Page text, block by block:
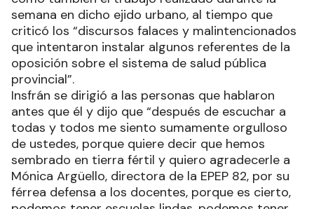
semana en dicho ejido urbano, al tiempo que
criticó los “discursos falaces y malintencionados
que intentaron instalar algunos referentes de la
oposición sobre el sistema de salud pública
provincial”.
Insfrán se dirigió a las personas que hablaron
antes que él y dijo que “después de escuchar a
todas y todos me siento sumamente orgulloso
de ustedes, porque quiere decir que hemos
sembrado en tierra fértil y quiero agradecerle a
Mónica Argüello, directora de la EPEP 82, por su
férrea defensa a los docentes, porque es cierto,